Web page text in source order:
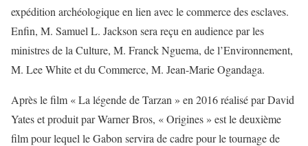
expédition archéologique en lien avec le commerce des esclaves.
Enfin, M. Samuel L. Jackson sera reçu en audience par les
ministres de la Culture, M. Franck Nguema, de l’Environnement,
M. Lee White et du Commerce, M. Jean-Marie Ogandaga.
Après le film « La légende de Tarzan » en 2016 réalisé par David
Yates et produit par Warner Bros, « Origines » est le deuxième
film pour lequel le Gabon servira de cadre pour le tournage de